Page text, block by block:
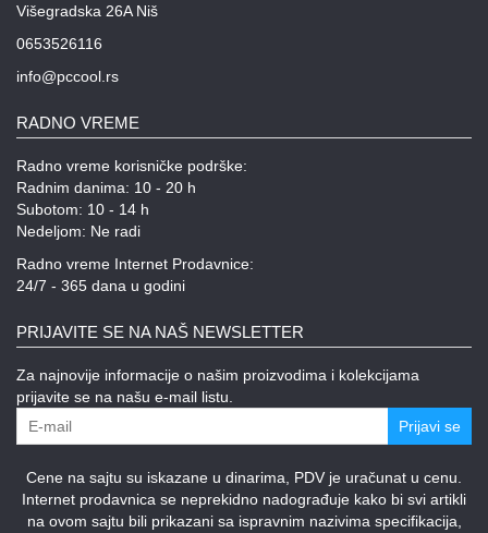
Višegradska 26A Niš
0653526116
info@pccool.rs
RADNO VREME
Radno vreme korisničke podrške:
Radnim danima: 10 - 20 h
Subotom: 10 - 14 h
Nedeljom: Ne radi
Radno vreme Internet Prodavnice:
24/7 - 365 dana u godini
PRIJAVITE SE NA NAŠ NEWSLETTER
Za najnovije informacije o našim proizvodima i kolekcijama
prijavite se na našu e-mail listu.
Prijavi se
Cene na sajtu su iskazane u dinarima, PDV je uračunat u cenu.
Internet prodavnica se neprekidno nadograđuje kako bi svi artikli
na ovom sajtu bili prikazani sa ispravnim nazivima specifikacija,